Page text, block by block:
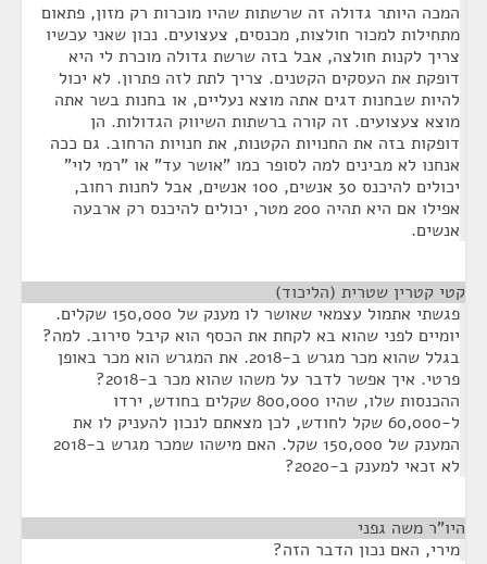
המכה היותר גדולה זה שרשתות שהיו מוכרות רק מזון, פתאום
מתחילות למכור חולצות, מכנסים, צעצועים. נכון שאני עכשיו
צריך לקנות חולצה, אבל בזה שרשת גדולה מוכרת לי היא
דופקת את העסקים הקטנים. צריך לתת לזה פתרון. לא יכול
להיות שבחנות דגים אתה מוצא נעליים, או בחנות בשר אתה
מוצא צעצועים. זה קורה ברשתות השיווק הגדולות. הן
דופקות בזה את החנויות הקטנות, את חנויות הרחוב. גם ככה
אנחנו לא מבינים למה לסופר כמו "אושר עד" או "רמי לוי"
יכולים להיכנס 30 אנשים, 100 אנשים, אבל לחנות רחוב,
אפילו אם היא תהיה 200 מטר, יכולים להיכנס רק ארבעה
אנשים.
קטי קטרין שטרית (הליכוד)
פגשתי אתמול עצמאי שאושר לו מענק של 150,000 שקלים.
יומיים לפני שהוא בא לקחת את הכסף הוא קיבל סירוב. למה?
בגלל שהוא מכר מגרש ב-2018. את המגרש הוא מכר באופן
פרטי. איך אפשר לדבר על משהו שהוא מכר ב-2018?
ההכנסות שלו, שהיו 800,000 שקלים בחודש, ירדו
ל-60,000 שקל לחודש, לכן מצאתם לנכון להעניק לו את
המענק של 150,000 שקל. האם מישהו שמכר מגרש ב-2018
לא זכאי למענק ב-2020?
היו"ר משה גפני
מירי, האם נכון הדבר הזה?